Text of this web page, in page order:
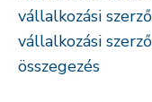
vállalkozási
vállalkozási
összegezés